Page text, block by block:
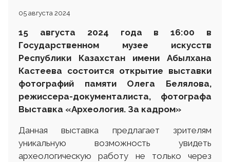
05 августа 2024
15 августа 2024 года в 16:00 в
Государственном музее искусств
Республики Казахстан имени Абылхана
Кастеева состоится открытие выставки
фотографий памяти Олега Белялова,
режиссера-документалиста, фотографа
Выставка «Археология. За кадром»
Данная выставка предлагает зрителям
уникальную возможность увидеть
археологическую работу не только через